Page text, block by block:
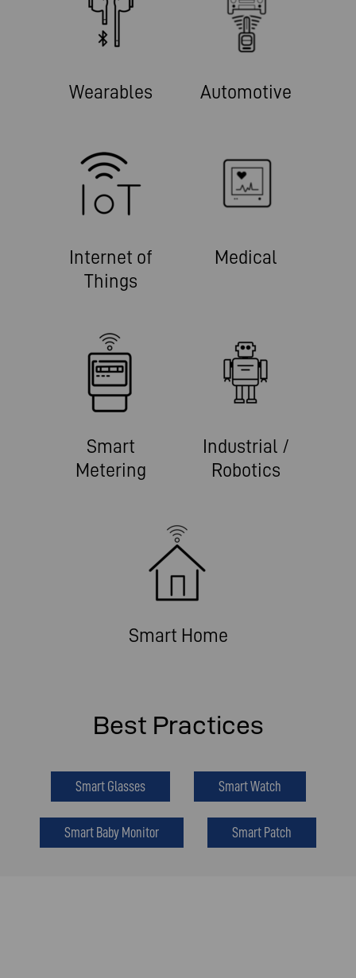
Wearables Automotive
Internet of
Things
Medical
Smart
Metering
Industrial /
Robotics
Smart Home
Best Practices
Smart Glasses Smart Watch
Smart Baby Monitor Smart Patch